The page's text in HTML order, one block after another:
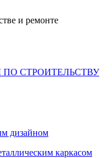
и ремонте
СТРОИТЕЛЬСТВУ
дизайном
каркасом